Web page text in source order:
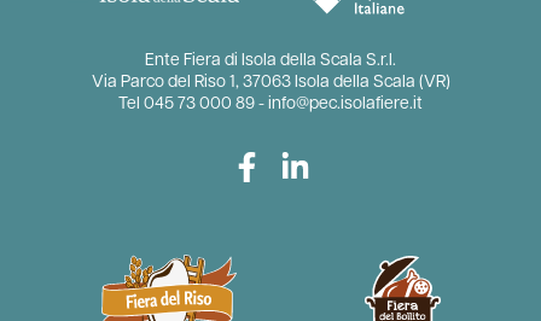
Ente Fiera di Isola della Scala S.r.l.
Via Parco del Riso 1, 37063 Isola della Scala (VR)
Tel 045 73 000 89 - info@pec.isolafiere.it